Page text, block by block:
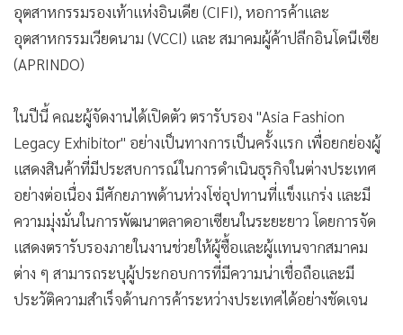
อุตสาหกรรมรองเท้าแห่งอินเดีย (CIFI), หอการค้าและ
อุตสาหกรรมเวียดนาม (VCCI) และ สมาคมผู้ค้าปลีกอินโดนีเซีย
(APRINDO)
ในปีนี้ คณะผู้จัดงานได้เปิดตัว ตรารับรอง "Asia Fashion
Legacy Exhibitor" อย่างเป็นทางการเป็นครั้งแรก เพื่อยกย่องผู้
แสดงสินค้าที่มีประสบการณ์ในการดำเนินธุรกิจในต่างประเทศ
อย่างต่อเนื่อง มีศักยภาพด้านห่วงโซ่อุปทานที่แข็งแกร่ง และมี
ความมุ่งมั่นในการพัฒนาตลาดอาเซียนในระยะยาว โดยการจัด
แสดงตรารับรองภายในงานช่วยให้ผู้ซื้อและผู้แทนจากสมาคม
ต่าง ๆ สามารถระบุผู้ประกอบการที่มีความน่าเชื่อถือและมี
ประวัติความสำเร็จด้านการค้าระหว่างประเทศได้อย่างชัดเจน